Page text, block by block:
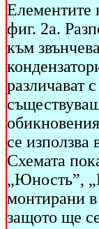
Елементите
фиг. 2а.
към
различават
се използва
Схемата
„Юность”,
монтирани в
защото ще